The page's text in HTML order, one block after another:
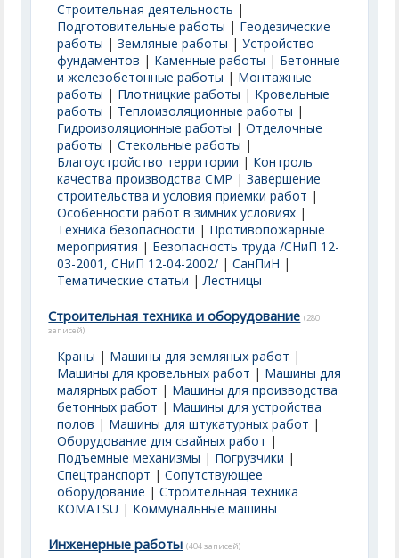
Строительная деятельность |
Подготовительные работы | Геодезические
работы |Земляные работы |Устройство
фундаментов | Каменные работы | Бетонные
и железобетонные работы | Монтажные
работы | Плотницкие работы | Кровельные
работы | Теплоизоляционные работы |
Гидроизоляционные работы |Отделочные
работы |Стекольные работы |
Благоустройство территории | Контроль
качества производства СМР |Завершение
строительства и условия приемки работ |
Особенности работ в зимних условиях |
Техника безопасности | Противопожарные
мероприятия | Безопасность труда /СНиП 12-
03-2001, СНиП 12-04-2002/ |СанПиН |
Тематические статьи |Лестницы
Строительная техника и оборудование (280
записей)
Краны | Машины для земляных работ |
Машины для кровельных работ | Машины для
малярных работ | Машины для производства
бетонных работ | Машины для устройства
полов | Машины для штукатурных работ |
Оборудование для свайных работ |
Подъемные механизмы | Погрузчики |
Спецтранспорт |Сопутствующее
оборудование |Строительная техника
KOMATSU | Коммунальные машины
Инженерные работы (404 записей)